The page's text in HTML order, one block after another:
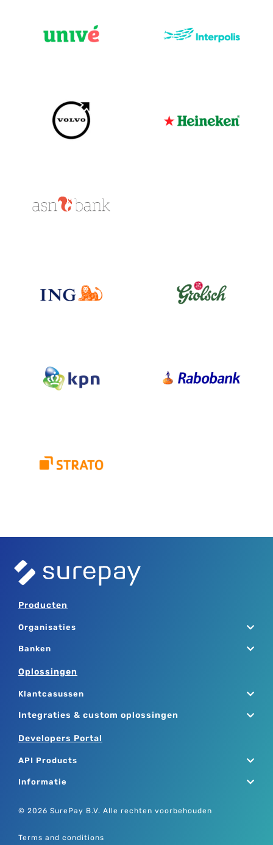
Producten
Organisaties
Banken
Oplossingen
Klantcasussen
Integraties & custom oplossingen
Developers Portal
API Products
Informatie
© 2026 SurePay B.V. Alle rechten voorbehouden
Terms and conditions